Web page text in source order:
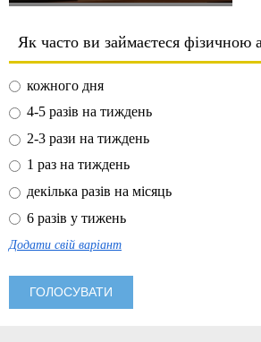
Як часто ви займаєтеся фізичною
кожного дня
4-5 разів на тиждень
2-3 рази на тиждень
1 раз на тиждень
декілька разів на місяць
6 разів у тижень
Додати свій варіант